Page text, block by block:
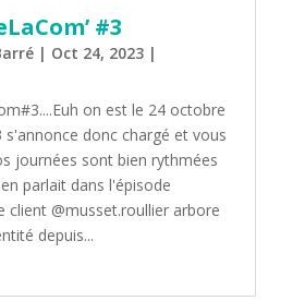
#3
| Oct 24, 2023|
on est le 24 octobre
s'annonce donc chargé et vous
journées sont bien rythmées
parlait dans l'épisode
client @musset.roullier arbore
depuis...